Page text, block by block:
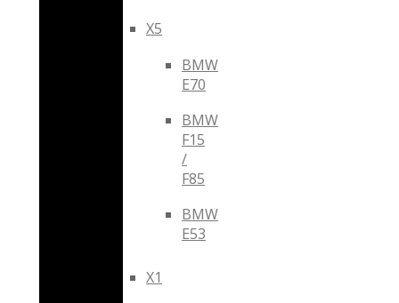
X5
BMW
E70
BMW
F15
/
F85
BMW
E53
X1